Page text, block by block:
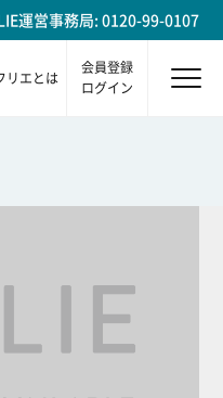
運営事務局: 0120-99-0107
リエとは
会員登録
ログイン